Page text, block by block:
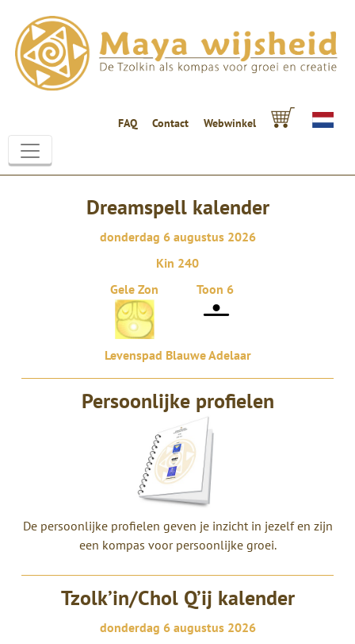
FAQ Contact Webwinkel
Dreamspell kalender
donderdag 6 augustus 2026
Kin 240
Gele Zon
Toon 6
Levenspad Blauwe Adelaar
Persoonlijke profielen
De persoonlijke profielen geven je inzicht in jezelf en zijn
een kompas voor persoonlijke groei.
Tzolk’in/Chol Q’ij kalender
donderdag 6 augustus 2026